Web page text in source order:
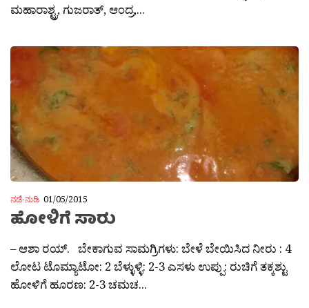
ಮಹಾರಾಶ್ಟ್ರ, ಗುಜರಾತ್, ಆಂದ್ರ,...
ನಡೆ-ನುಡಿ 01/05/2015
ಹೋಳಿಗೆ ಸಾರು
– ಆಶಾ ರಯ್. ಬೇಕಾಗುವ ಸಾಮಗ್ರಿಗಳು: ಬೇಳೆ ಬೇಯಿಸಿದ ನೀರು : 4
ಲೋಟ ಟೊಮ್ಯಾಟೋ: 2 ಬೆಳ್ಳುಳ್ಳಿ: 2-3 ಎಸಳು ಉಪ್ಪು: ರುಚಿಗೆ ತಕ್ಕಶ್ಟು
ಹೋಳಿಗೆ ಹೂರಣ: 2-3 ಚಮಚ...